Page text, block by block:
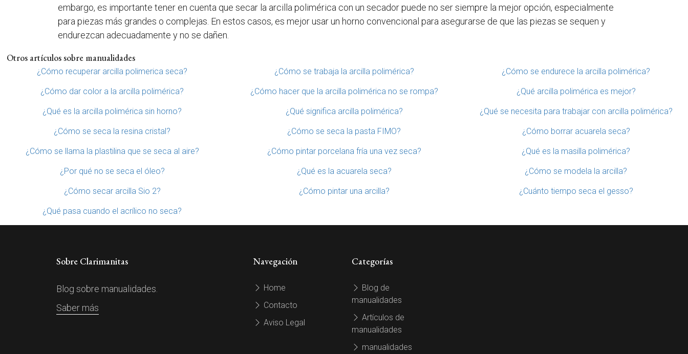
embargo, es importante tener en cuenta que secar la arcilla polimérica con un secador puede no ser siempre la mejor opción, especialmente
para piezas más grandes o complejas. En estos casos, es mejor usar un horno convencional para asegurarse de que las piezas se sequen y
endurezcan adecuadamente y no se dañen.
Otros artículos sobre manualidades
¿Cómo recuperar arcilla polimerica seca? ¿Cómo se trabaja la arcilla polimérica? ¿Cómo se endurece la arcilla polimérica?
¿Cómo dar color a la arcilla polimérica? ¿Cómo hacer que la arcilla polimérica no se rompa? ¿Qué arcilla polimérica es mejor?
¿Qué es la arcilla polimérica sin horno? ¿Qué significa arcilla polimérica? ¿Qué se necesita para trabajar con arcilla polimérica?
¿Cómo se seca la resina cristal? ¿Cómo se seca la pasta FIMO? ¿Cómo borrar acuarela seca?
¿Cómo se llama la plastilina que se seca al aire? ¿Cómo pintar porcelana fría una vez seca? ¿Qué es la masilla polimérica?
¿Por qué no se seca el óleo? ¿Qué es la acuarela seca? ¿Cómo se modela la arcilla?
¿Cómo secar arcilla Sio 2? ¿Cómo pintar una arcilla? ¿Cuánto tiempo seca el gesso?
¿Qué pasa cuando el acrílico no seca?
Sobre Clarimanitas
Blog sobre manualidades.
Saber más
Navegación
Home
Contacto
Aviso Legal
Categorías
Blog de
manualidades
Artículos de
manualidades
manualidades